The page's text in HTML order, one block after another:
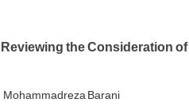
Reviewing the Consideration
Mohammadreza Barani